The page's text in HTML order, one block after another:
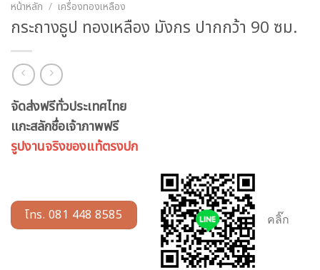
หน้าหลัก / เครื่องทองเหลือง
กระถางธูป ทองเหลือง มังกร ปากกว้า 90 ซม.
จัดส่งฟรีทั่วประเทศไทย
แกะสลักชื่อเจ้าภาพฟรี
รูปงานจริงของแท้ตรงปก
โทร. 081 448 8585 คลิ๊ก